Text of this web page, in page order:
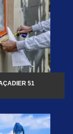
51